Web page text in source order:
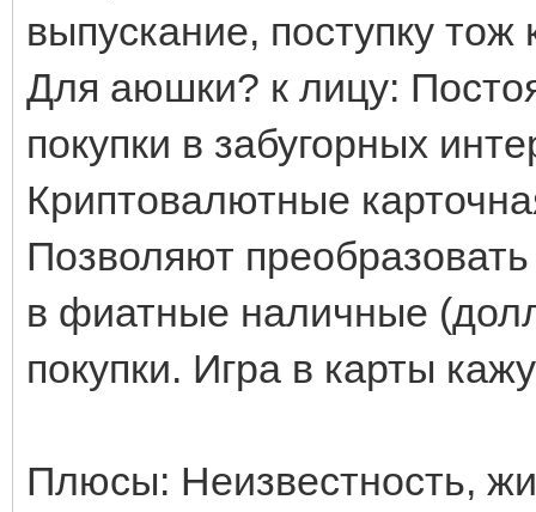
выпускание, поступку тож
Для аюшки? к лицу:
покупки в забугорных
Криптовалютные
Позволяют
в фиатные наличные
покупки. Игра в карты
Плюсы: Неизвестность,